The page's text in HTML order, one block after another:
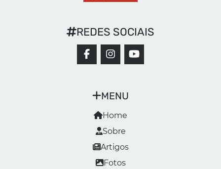
MENU
Home
Sobre
Artigos
Fotos
REDES SOCIAIS